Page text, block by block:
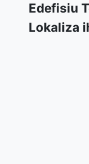
Edefisiu
Lokaliza